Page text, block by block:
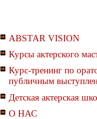
ABSTAR VISION
Курсы актерского
Курс-тренинг по
публичным
Детская актерская
О НАС